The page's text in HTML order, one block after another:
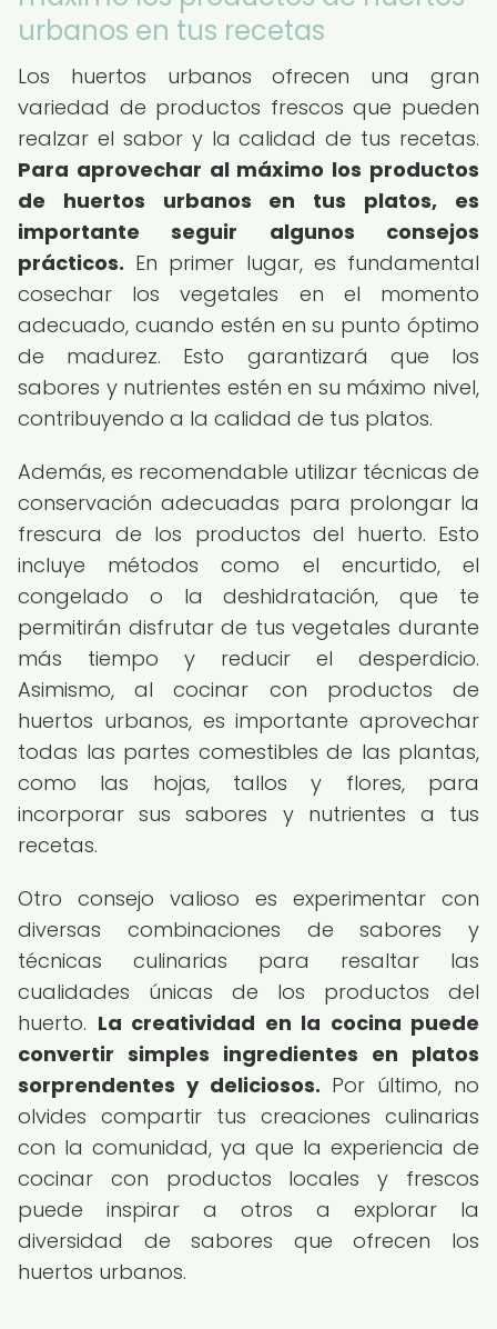
urbanos en tus recetas
Los huertos urbanos ofrecen una gran
variedad de productos frescos que pueden
realzar el sabor y la calidad de tus recetas.
Para aprovechar al máximo los productos
de huertos urbanos en tus platos, es
importante seguir algunos consejos
prácticos. En primer lugar, es fundamental
cosechar los vegetales en el momento
adecuado, cuando estén en su punto óptimo
de madurez. Esto garantizará que los
sabores y nutrientes estén en su máximo nivel,
contribuyendo a la calidad de tus platos.
Además, es recomendable utilizar técnicas de
conservación adecuadas para prolongar la
frescura de los productos del huerto. Esto
incluye métodos como el encurtido, el
congelado o la deshidratación, que te
permitirán disfrutar de tus vegetales durante
más tiempo y reducir el desperdicio.
Asimismo, al cocinar con productos de
huertos urbanos, es importante aprovechar
todas las partes comestibles de las plantas,
como las hojas, tallos y flores, para
incorporar sus sabores y nutrientes a tus
recetas.
Otro consejo valioso es experimentar con
diversas combinaciones de sabores y
técnicas culinarias para resaltar las
cualidades únicas de los productos del
huerto. La creatividad en la cocina puede
convertir simples ingredientes en platos
sorprendentes y deliciosos. Por último, no
olvides compartir tus creaciones culinarias
con la comunidad, ya que la experiencia de
cocinar con productos locales y frescos
puede inspirar a otros a explorar la
diversidad de sabores que ofrecen los
huertos urbanos.